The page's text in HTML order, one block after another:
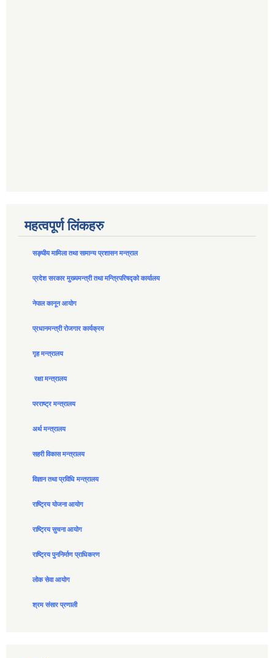
महत्वपूर्ण लिंकहरु
सङ्घीय मामिला तथा सामान्य प्रशासन मन्त्राल
प्रदेश सरकार मुख्यमन्त्री तथा मन्त्रिपरिषद्को कार्यालय
नेपाल कानून आयोग
प्रधानमन्त्री रोजगार कार्यक्रम
गृह मन्त्रालय
रक्षा मन्त्रालय
परराष्ट्र मन्त्रालय
अर्थ मन्त्रालय
सहरी विकास मन्त्रालय
विज्ञान तथा प्रविधि मन्त्रालय
राष्ट्रिय योजना आयोग
राष्ट्रिय सुचना आयोग
राष्ट्रिय पुननिर्माण प्राधिकरण
लोक सेवा आयोग
श्रम संसार प्रणाली